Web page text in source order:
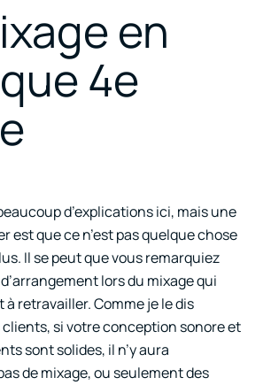
en
4e
d’explications ici, mais une
est que ce n’est pas quelque chose
Il se peut que vous remarquiez
lors du mixage qui
retravailler. Comme je le dis
si votre conception sonore et
sont solides, il n’y aura
de mixage, ou seulement des